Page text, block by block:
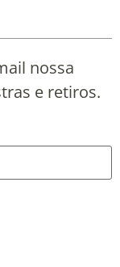
nossa
e retiros.